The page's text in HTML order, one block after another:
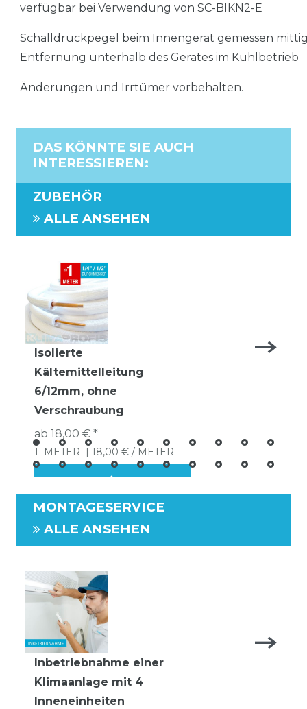
verfügbar bei Verwendung von SC-BIKN2-E
Schalldruckpegel beim Innengerät gemessen mittig
Entfernung unterhalb des Gerätes im Kühlbetrieb
Änderungen und Irrtümer vorbehalten.
DAS KÖNNTE SIE AUCH
INTERESSIEREN:
ZUBEHÖR
ALLE ANSEHEN
Isolierte
Kältemittelleitung
6/12mm, ohne
Verschraubung
ab 18,00 € *
1 METER | 18,00 € / METER
MONTAGESERVICE
ALLE ANSEHEN
Inbetriebnahme einer
Klimaanlage mit 4
Inneneinheiten